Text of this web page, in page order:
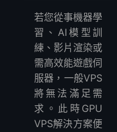
1️⃣ LightNode
2️⃣ Vultr
3️⃣ OVHcloud
4️⃣ Paperspace
5️⃣ Genesis Cloud
6️⃣ Lambda
❓ 常見問題
若您從事機器學
習、AI模型訓
練、影片渲染或
需高效能遊戲伺
服器，一般VPS
將無法滿足需
求。此時GPU
VPS解決方案便